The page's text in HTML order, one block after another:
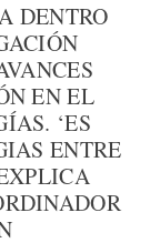
DENTRO
EN EL
‘ES
ENTRE